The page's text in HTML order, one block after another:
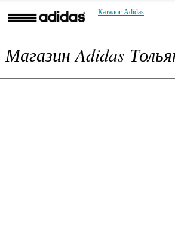
Каталог Adidas
Магазин Adidas